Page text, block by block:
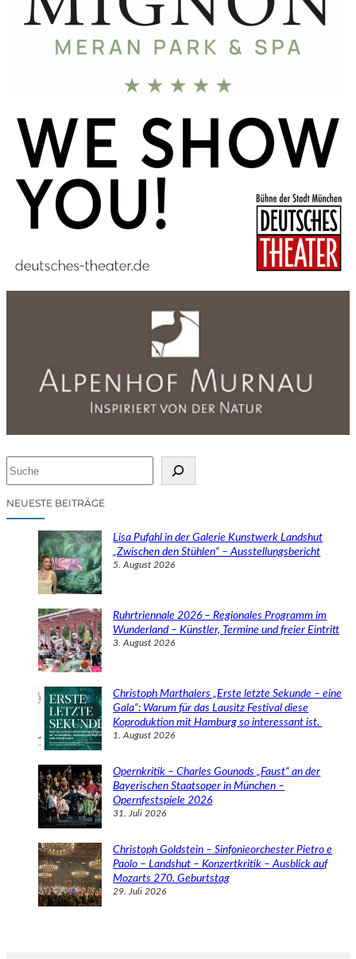
cNEUESTE BEITRÄGE
Lisa Pufahl in der Galerie Kunstwerk Landshut
„Zwischen den Stühlen“ – Ausstellungsbericht
5. August 2026
Ruhrtriennale 2026 – Regionales Programm im
Wunderland – Künstler, Termine und freier Eintritt
3. August 2026
Christoph Marthalers „Erste letzte Sekunde – eine
Gala“: Warum für das Lausitz Festival diese
Koproduktion mit Hamburg so interessant ist.
1. August 2026
Opernkritik – Charles Gounods „Faust“ an der
Bayerischen Staatsoper in München –
Opernfestspiele 2026
31. Juli 2026
Christoph Goldstein – Sinfonieorchester Pietro e
Paolo – Landshut – Konzertkritik – Ausblick auf
Mozarts 270. Geburtstag
29. Juli 2026